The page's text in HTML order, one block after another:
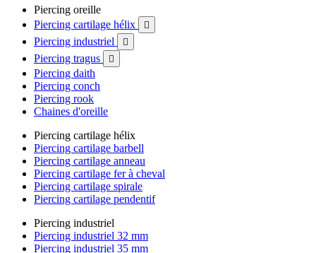
Piercing oreille
Piercing cartilage hélix

Piercing industriel 
Piercing tragus 
Piercing daith
Piercing conch
Piercing rook
Chaines d'oreille
Piercing cartilage hélix
Piercing cartilage barbell
Piercing cartilage anneau
Piercing cartilage fer à cheval
Piercing cartilage spirale
Piercing cartilage pendentif
Piercing industriel
Piercing industriel 32 mm
Piercing industriel 35 mm